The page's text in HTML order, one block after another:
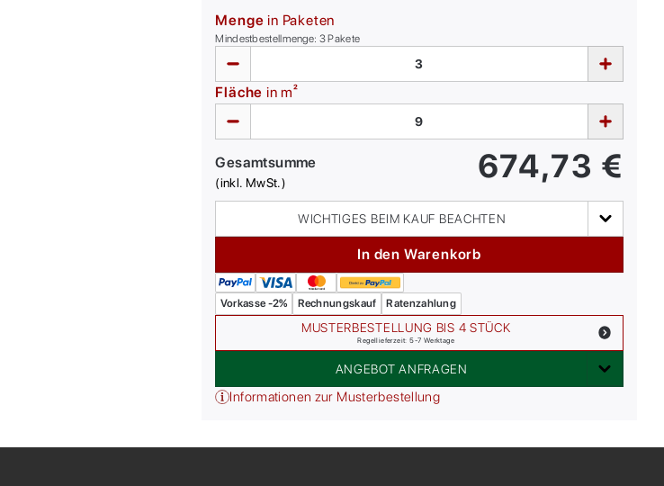
Menge in Paketen
Mindestbestellmenge: 3Pakete
Fläche in m²
Gesamtsumme
(inkl. MwSt.) 674,73 €
WICHTIGES BEIM KAUF BEACHTEN
In den Warenkorb
Vorkasse -2% Rechnungskauf Ratenzahlung
MUSTERBESTELLUNG BIS 4 STÜCK
Regellieferzeit: 5-7 Werktage
ANGEBOT ANFRAGEN
Informationen zur Musterbestellung